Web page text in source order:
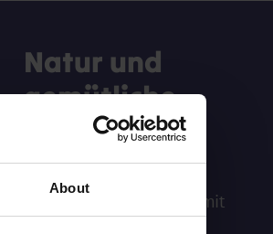
About
Natur und
gemütliche
Dörfer
wunderschönen Lübeck mit